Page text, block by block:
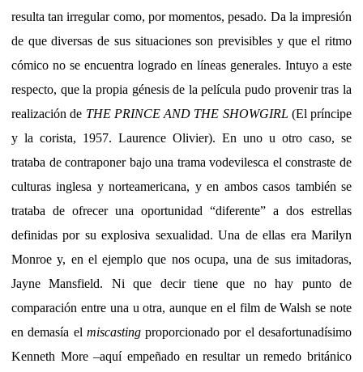
resulta tan irregular como, por momentos, pesado. Da la impresión
de que diversas de sus situaciones son previsibles y que el ritmo
cómico no se encuentra logrado en líneas generales. Intuyo a este
respecto, que la propia génesis de la película pudo provenir tras la
realización de THE PRINCE AND THE SHOWGIRL (El príncipe
y la corista, 1957. Laurence Olivier). En uno u otro caso, se
trataba de contraponer bajo una trama vodevilesca el constraste de
culturas inglesa y norteamericana, y en ambos casos también se
trataba de ofrecer una oportunidad “diferente” a dos estrellas
definidas por su explosiva sexualidad. Una de ellas era Marilyn
Monroe y, en el ejemplo que nos ocupa, una de sus imitadoras,
Jayne Mansfield. Ni que decir tiene que no hay punto de
comparación entre una u otra, aunque en el film de Walsh se note
en demasía el miscastingproporcionado por el desafortunadísimo
Kenneth More –aquí empeñado en resultar un remedo británico